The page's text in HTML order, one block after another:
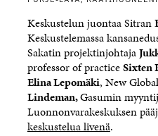
Keskustelun juontaa Sitran
Keskustelemassa
Sakatin projektinjohtaja
professor of practiceSixten
Elina Lepomäki, New
Lindeman,Gasumin
Luonnonvarakeskuksen
keskustelua livenä.